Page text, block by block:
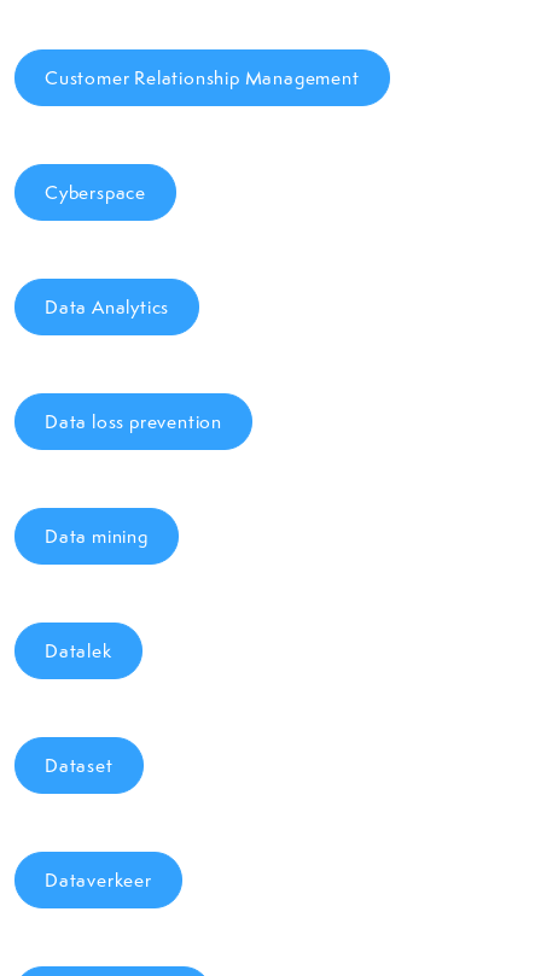
Customer Relationship Management
Cyberspace
Data Analytics
Data loss prevention
Data mining
Datalek
Dataset
Dataverkeer